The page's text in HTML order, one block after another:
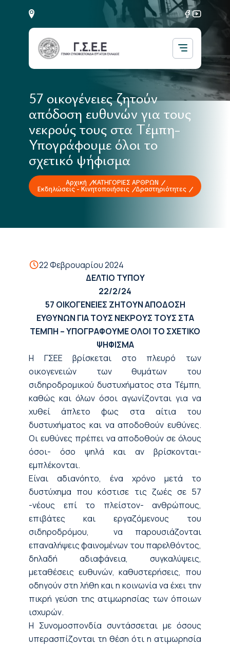
57 οικογένειες ζητούν
απόδοση ευθυνών για τους
νεκρούς τους στα Τέμπη-
Υπογράφουμε όλοι το
σχετικό ψήφισμα
Αρχική
ΚΑΤΗΓΟΡΙΕΣ ΑΡΘΡΩΝ
Εκδηλώσεις - Κινητοποιήσεις
Δραστηριότητες
22 Φεβρουαρίου 2024
ΔΕΛΤΙΟ ΤΥΠΟΥ
22/2/24
57 ΟΙΚΟΓΕΝΕΙΕΣ ΖΗΤΟΥΝ ΑΠΟΔΟΣΗ
ΕΥΘΥΝΩΝ ΓΙΑ ΤΟΥΣ ΝΕΚΡΟΥΣ ΤΟΥΣ ΣΤΑ
ΤΕΜΠΗ – ΥΠΟΓΡΑΦΟΥΜΕ ΟΛΟΙ ΤΟ ΣΧΕΤΙΚΟ
ΨΗΦΙΣΜΑ
Η ΓΣΕΕ βρίσκεται στο πλευρό των
οικογενειών των θυμάτων του
σιδηροδρομικού δυστυχήματος στα Τέμπη,
καθώς και όλων όσοι αγωνίζονται για να
χυθεί άπλετο φως στα αίτια του
δυστυχήματος και να αποδοθούν ευθύνες.
Οι ευθύνες πρέπει να αποδοθούν σε όλους
όσοι- όσο ψηλά και αν βρίσκονται-
εμπλέκονται.
Είναι αδιανόητο, ένα χρόνο μετά το
δυστύχημα που κόστισε τις ζωές σε 57
-νέους επί το πλείστον- ανθρώπους,
επιβάτες και εργαζόμενους του
σιδηροδρόμου, να παρουσιάζονται
επαναλήψεις φαινομένων του παρελθόντος,
δηλαδή αδιαφάνεια, συγκαλύψεις,
μεταθέσεις ευθυνών, καθυστερήσεις, που
οδηγούν στη λήθη και η κοινωνία να έχει την
πικρή γεύση της ατιμωρησίας των όποιων
ισχυρών.
Η Συνομοσπονδία συντάσσεται με όσους
υπερασπίζονται τη θέση ότι η ατιμωρησία